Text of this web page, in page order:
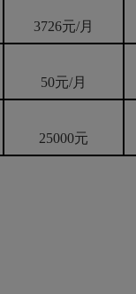
3726元/月
50元/月
25000元